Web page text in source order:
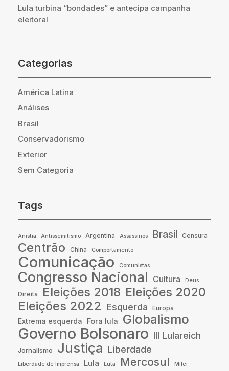
Lula turbina “bondades” e antecipa campanha
eleitoral
Categorias
América Latina
Análises
Brasil
Conservadorismo
Exterior
Sem Categoria
Tags
Anistia Antissemitismo Argentina Assassinos Brasil Censura
Centrão China Comportamento
Comunicação Comunistas
Congresso Nacional Cultura Deus
Direita Eleições 2018 Eleições 2020
Eleições 2022 Esquerda Europa
Extrema esquerda Fora lula Globalismo
Governo Bolsonaro III Lulareich
Jornalismo Justiça Liberdade
Liberdade de Imprensa Lula Luta Mercosul
Milei